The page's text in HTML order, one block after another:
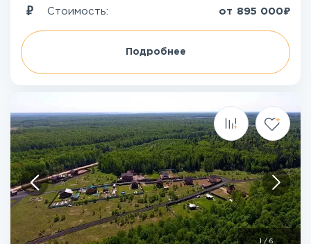
Стоимость: от 895 000₽
Подробнее
1 /6